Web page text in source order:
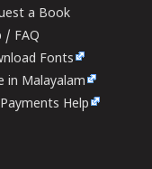
a Book
/ FAQ
Fonts
in Malayalam
Help